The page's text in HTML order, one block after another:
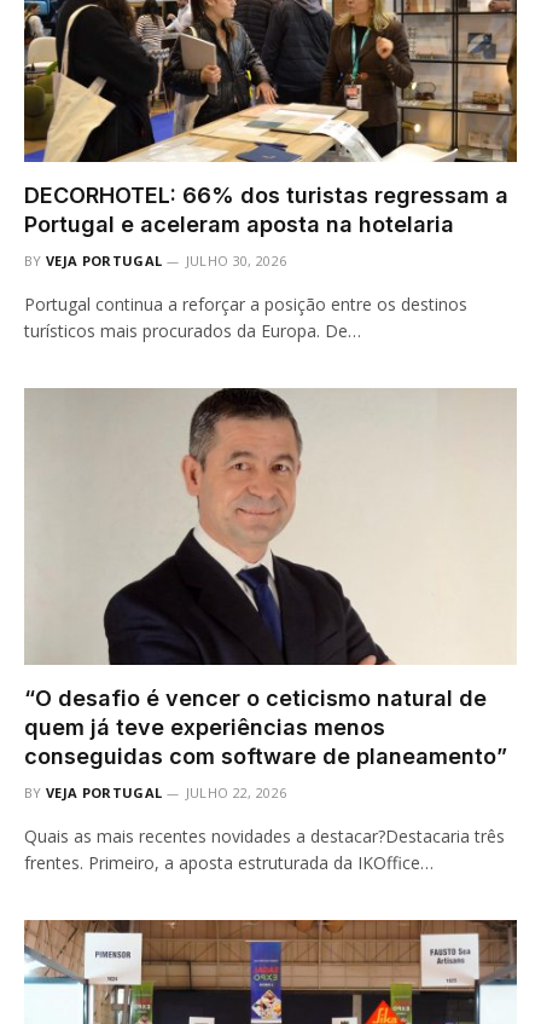
DECORHOTEL: 66% dos turistas regressam a
Portugal e aceleram aposta na hotelaria
BY VEJA PORTUGAL JULHO 30, 2026
Portugal continua a reforçar a posição entre os destinos
turísticos mais procurados da Europa. De…
“O desafio é vencer o ceticismo natural de
quem já teve experiências menos
conseguidas com software de planeamento”
BY VEJA PORTUGAL JULHO 22, 2026
Quais as mais recentes novidades a destacar?Destacaria três
frentes. Primeiro, a aposta estruturada da IKOffice…